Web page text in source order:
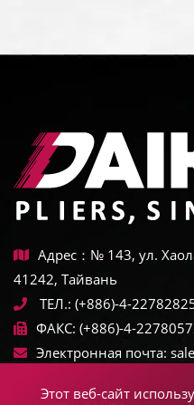
Адрес：№ 143, ул.
41242, Тайвань
ТЕЛ.: (+886)-4-
ФАКС: (+886)-4-
Электронная почта:
Этот веб-сайт